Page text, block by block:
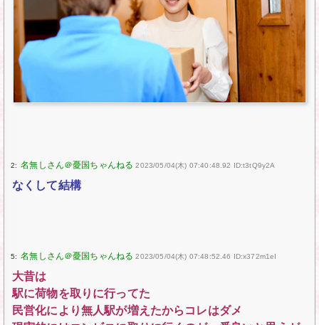
2: 2023/05/04(木) 07:40:48.92 ID:t3tQ9y2A
なくして結構
5: 2023/05/04(木) 07:48:52.46 ID:x372m1eI
大昔は
駅に荷物を取りに行ってた
民営化により無人駅が増えたからコレはダメ